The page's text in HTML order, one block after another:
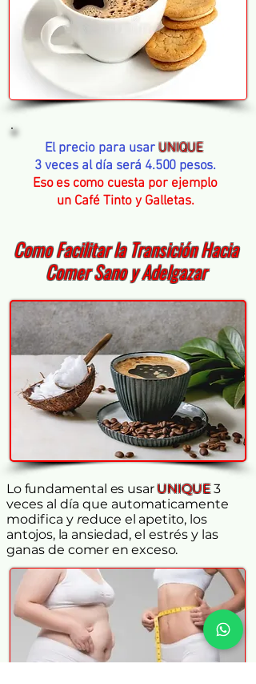
El precio para usar UNIQUE
3 veces al día será 4.500 pesos.
Eso es como cuesta por ejemplo
un Café Tinto y Galletas.
Como Facilitar la Transición Hacia
Comer Sano y Adelgazar
Lo fundamental es usarUNIQUE3
veces al día que automaticamente
modifica y reduce el apetito, los
antojos, la ansiedad,el estrés y las
ganas de comer en exceso.